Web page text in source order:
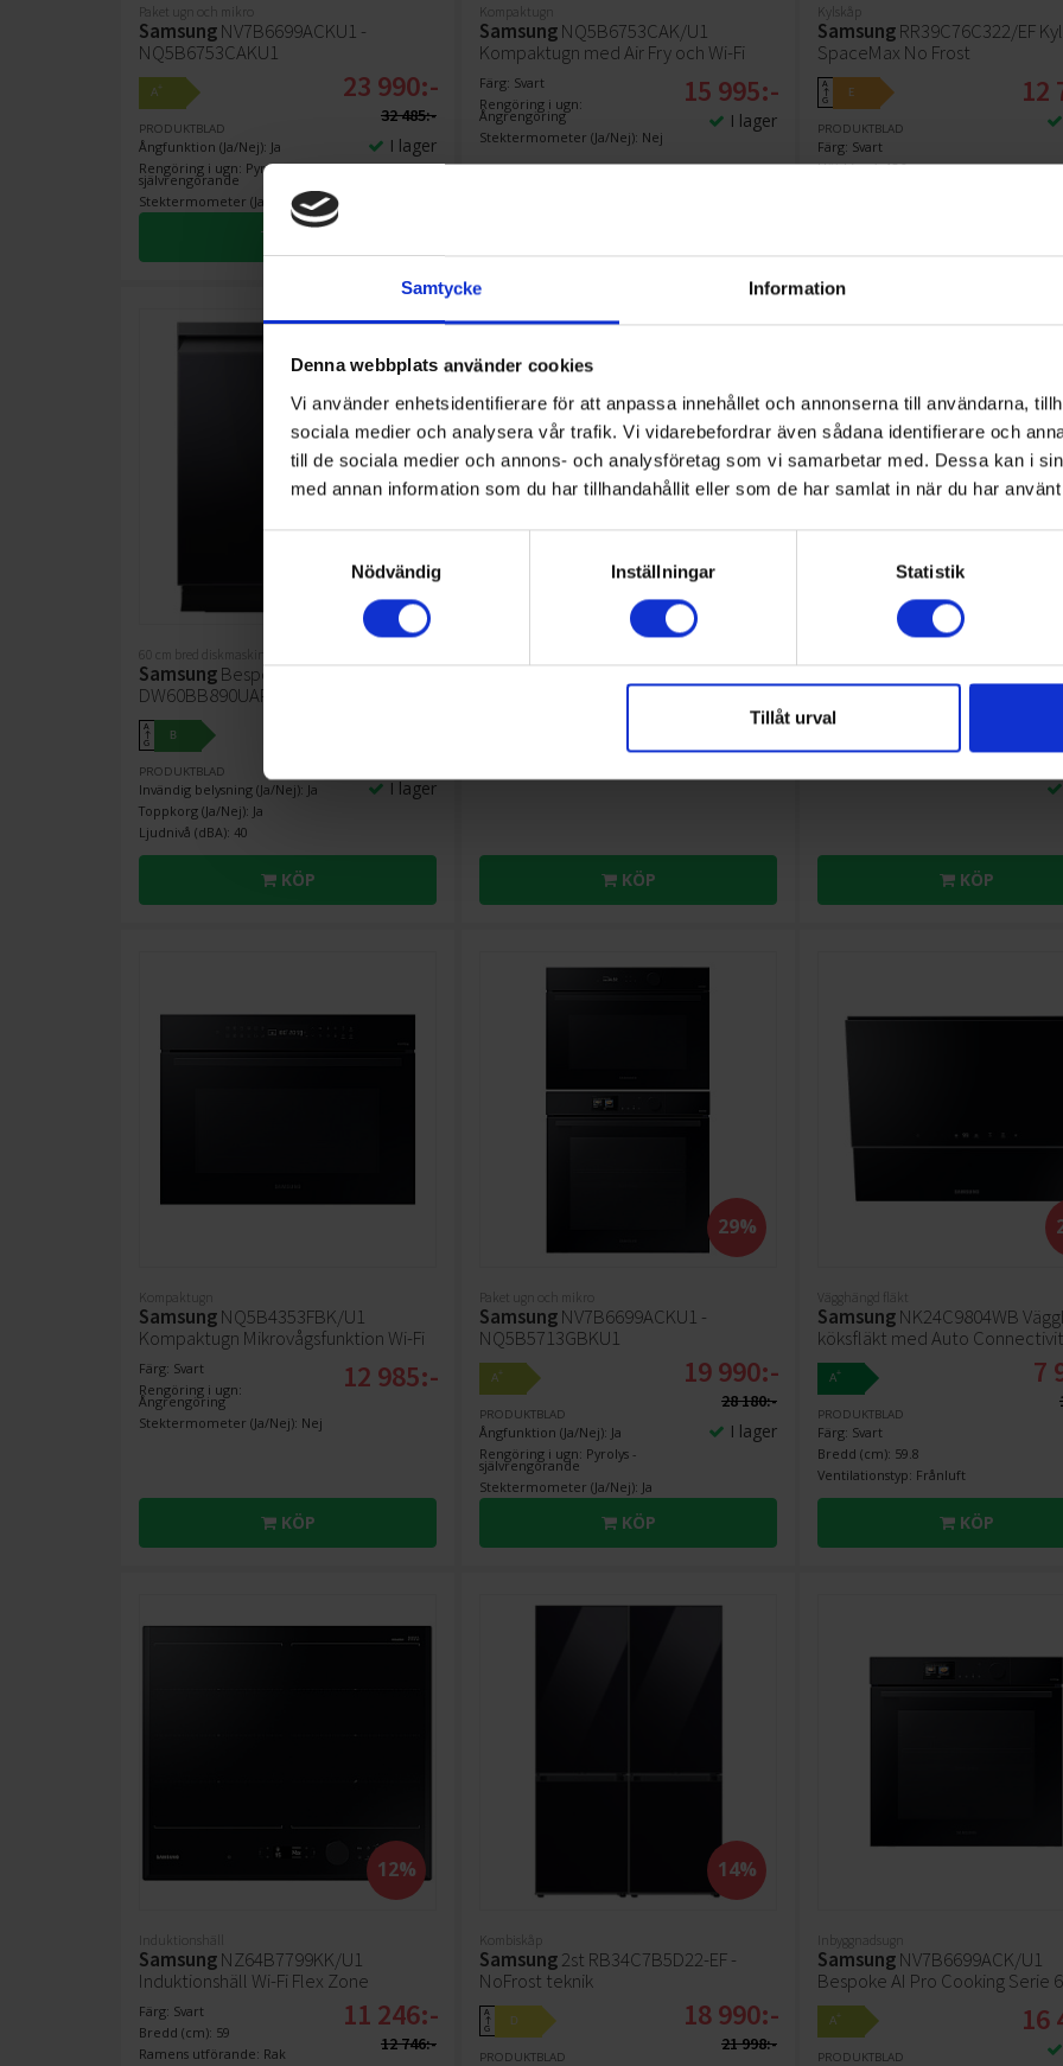
Samtycke Information
Denna webbplats använder cookies
Vi använder enhetsidentifierare för att anpassa innehållet och annonserna till användarna,
sociala medier och analysera vår trafik. Vi vidarebefordrar även sådana identifierare och
till de sociala medier och annons- och analysföretag som vi samarbetar med. Dessa kan i
med annan information som du har tillhandahållit eller som de har samlat in när du har
Nödvändig
Inställningar Statistik
Tillåt urval
Paket ugn och mikro
SamsungNV7B6699ACKU1 -
NQ5B6753CAKU1
A+
PRODUKTBLAD
Ångfunktion (Ja/Nej): Ja
Rengöring i ugn: Pyrolys -
självrengörande
Stektermometer (Ja/Nej): Nej
23 990:-
32 485:-
I lager
Kompaktugn
SamsungNQ5B6753CAK/U1
Kompaktugn med Air Fry och Wi-Fi
Färg: Svart
Rengöring i ugn:
Ångrengöring
Stektermometer (Ja/Nej): Nej
15 995:-
I lager
Kylskåp
SamsungRR39C76C322/EF
SpaceMax No Frost
A
↑
G
E
PRODUKTBLAD
Färg: Svart
Höjd (cm): 186
12
43%
60 cm bred diskmaskin
SamsungBespoke
DW60BB890UAPET Clean Black
A
↑
G
B
PRODUKTBLAD
Invändig belysning (Ja/Nej): Ja
Toppkorg (Ja/Nej): Ja
Ljudnivå (dBA): 40
I lager
KÖP
SamsungNZ64M3NM1BB/UR
Induktionshäll med Power Boost
3 990:-
6 490:-
KÖP
SamsungNZ84T9747VK
Induktionshäll med Inbyggd
Boost-funktion (Ja/Nej): Ja
Flexibla zoner: (Ja/Nej): Ja
KÖP
Kompaktugn
SamsungNQ5B4353FBK/U1
Kompaktugn Mikrovågsfunktion Wi-Fi
Färg: Svart
Rengöring i ugn:
Ångrengöring
Stektermometer (Ja/Nej): Nej
12 985:-
KÖP
29%
Paket ugn och mikro
SamsungNV7B6699ACKU1 -
NQ5B5713GBKU1
A+
PRODUKTBLAD
Ångfunktion (Ja/Nej): Ja
Rengöring i ugn: Pyrolys -
självrengörande
Stektermometer (Ja/Nej): Ja
19 990:-
28 180:-
I lager
KÖP
Vägghängd fläkt
SamsungNK24C9804WB
köksfläkt med Auto
A+
PRODUKTBLAD
Färg: Svart
Bredd (cm): 59.8
Ventilationstyp: Frånluft
7
KÖP
12%
Induktionshäll
SamsungNZ64B7799KK/U1
Induktionshäll Wi-Fi Flex Zone
Färg: Svart
Bredd (cm): 59
Ramens utförande: Rak
11 246:-
12 746:-
14%
Kombiskåp
Samsung2st RB34C7B5D22-EF -
NoFrost teknik
A
↑
G
D
PRODUKTBLAD
18 990:-
21 998:-
Inbyggnadsugn
SamsungNV7B6699ACK/U1
Bespoke AI Pro Cooking Serie 6
A+
PRODUKTBLAD
16